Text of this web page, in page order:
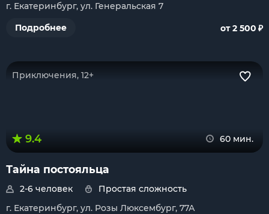
г. Екатеринбург, ул. Генеральская 7
Подробнее
от 2 500 ₽
Приключения, 12+
9.4 60 мин.
Тайна постояльца
2-6 человек
Простая сложность
г. Екатеринбург, ул. Розы Люксембург, 77А